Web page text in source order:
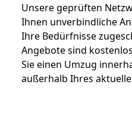
Unsere geprüften
Ihnen unverbindliche
Ihre Bedürfnisse
Angebote sind
Sie einen Umzug
außerhalb Ihres